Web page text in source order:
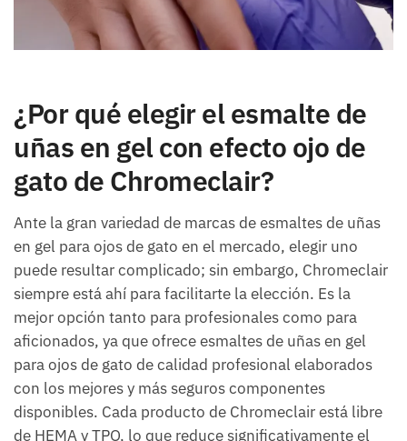
¿Por qué elegir el esmalte de
uñas en gel con efecto ojo de
gato de Chromeclair?
Ante la gran variedad de marcas de esmaltes de uñas
en gel para ojos de gato en el mercado, elegir uno
puede resultar complicado; sin embargo, Chromeclair
siempre está ahí para facilitarte la elección. Es la
mejor opción tanto para profesionales como para
aficionados, ya que ofrece esmaltes de uñas en gel
para ojos de gato de calidad profesional elaborados
con los mejores y más seguros componentes
disponibles. Cada producto de Chromeclair está libre
de HEMA y TPO, lo que reduce significativamente el